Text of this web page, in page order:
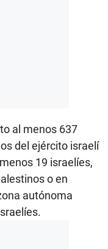
al menos 637
del ejército israelí
19 israelíes,
o en
autónoma